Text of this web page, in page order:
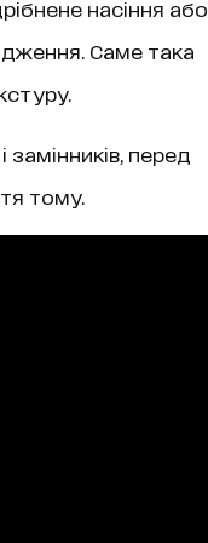
насіння або
Саме така
перед
тому.